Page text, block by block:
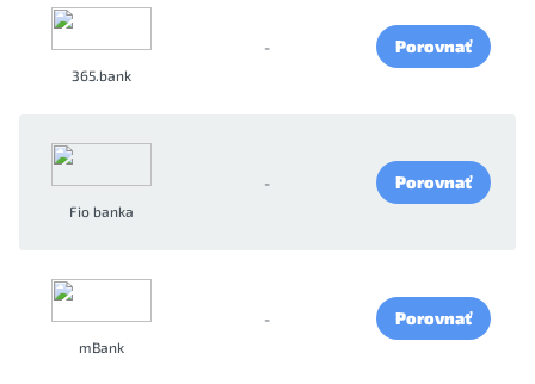
365.bank
- Porovnať
Fio banka
- Porovnať
mBank
- Porovnať